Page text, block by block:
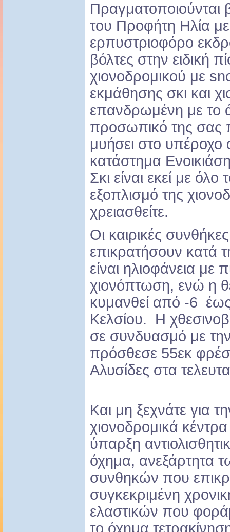
Πραγματοποιούνται
του Προφήτη Ηλία με
ερπυστριοφόρο
βόλτες στην ειδική
χιονοδρομικού με
εκμάθησης σκι και
επανδρωμένη με το
προσωπικό της σας
μυήσει στο
κατάστημα
Σκι είναι εκεί με
εξοπλισμό της
χρειασθείτε.
Οι καιρικές
επικρατήσουν κατά
είναι ηλιοφάνεια με
χιονόπτωση, ενώ η
κυμανθεί από -6
Κελσίου. H
σε συνδυασμό με
πρόσθεσε 55εκ
Αλυσίδες στα
Και μη ξεχνάτε για
χιονοδρομικά
ύπαρξη
όχημα, ανεξάρτητα
συνθηκών που
συγκεκριμένη
ελαστικών που
το όχημα